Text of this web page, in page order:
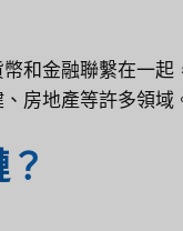
和金融聯繫在一
房地產等許多領域